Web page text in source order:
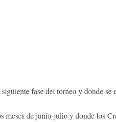
fase del torneo y donde
meses de junio-julio y donde los